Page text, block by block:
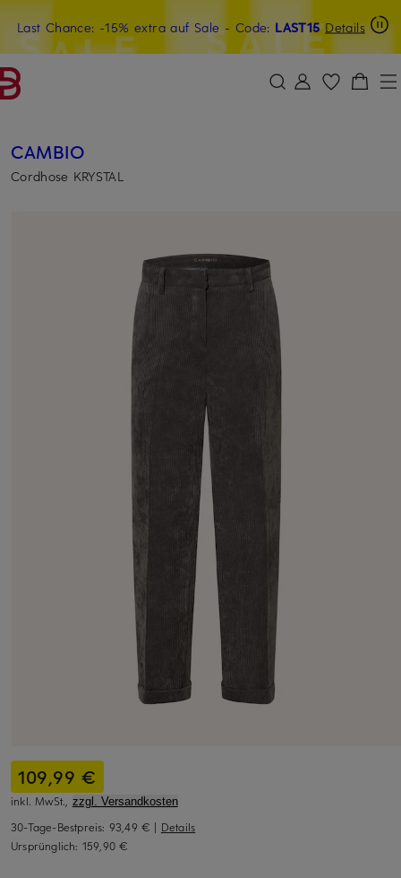
ZUM HAUPTINHALT ÜBERSPRINGEN ZUM SUCHFELD ÜBERSPRINGEN
Last Chance: -15% extra auf Sale- Code: LAST15 Details
20€-Willkommensgutschein mit Beyond sichern
CAMBIO
Cordhose KRYSTAL
109,99 €
inkl. MwSt., zzgl. Versandkosten
30-Tage-Bestpreis: 93,49 € | Details
Ursprünglich: 159,90 €